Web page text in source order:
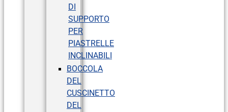
DI
SUPPORTO
PER
PIASTRELLE
INCLINABILI
BOCCOLA
DEL
CUSCINETTO
DEL